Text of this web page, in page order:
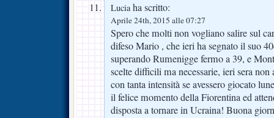
Luciaha scritto:
Aprile 24th, 2015 alle 07:27
Spero che molti non vogliano salire sul
difeso Mario , che ieri ha segnato il suo
superando Rumenigge fermo a 39, e
scelte difficili ma necessarie, ieri sera
con tanta intensità se avessero giocato
il felice momento della Fiorentina ed
disposta a tornare in Ucraina! Buona